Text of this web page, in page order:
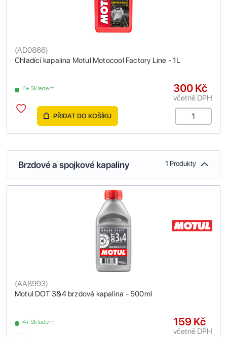
Chladící kapalina Motul Motocool Factory Line - 1L
(AD0866)
4+ Skladem 300 Kč
včetně DPH
PŘIDAT DO KOŠÍKU
Brzdové a spojkové kapaliny 1 Produkty
Motul DOT 3&4 brzdová kapalina - 500ml
(AA8993)
4+ Skladem 159 Kč
včetně DPH